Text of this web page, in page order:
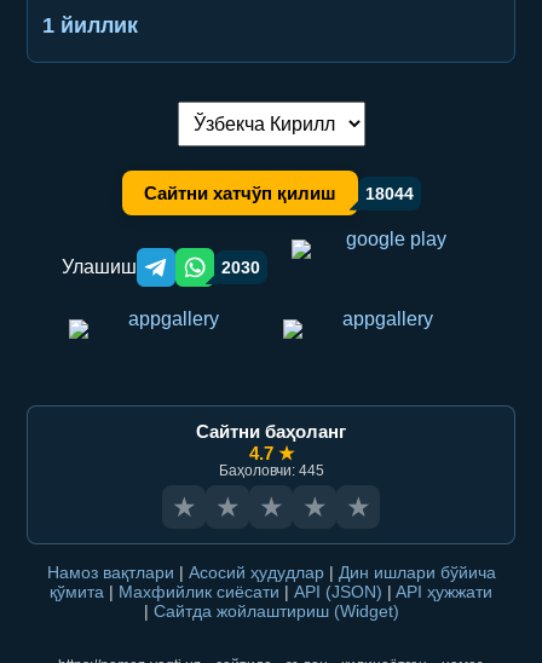
1 йиллик
Тилни алмаштириш:
Сайтни хатчўп қилиш 18044
Улашиш Telegram orqali ulashish
WhatsApp orqali ulashish
2030
Сайтни баҳоланг
4.7 ★
Баҳоловчи: 445
★ ★ ★ ★ ★
Намоз вақтлари | Асосий ҳудудлар | Дин ишлари бўйича
қўмита | Махфийлик сиёсати | API (JSON) | API ҳужжати
| Сайтда жойлаштириш (Widget)